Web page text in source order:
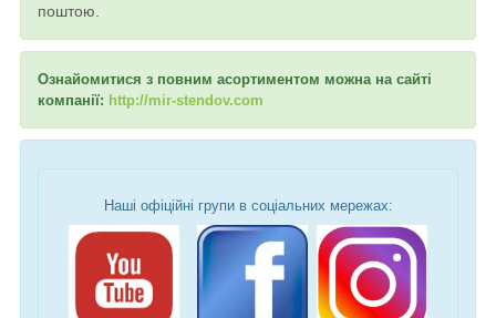
поштою.
Ознайомитися з повним асортиментом можна на сайті
компанії: http://mir-stendov.com
Наші офіційні групи в соціальних мережах: